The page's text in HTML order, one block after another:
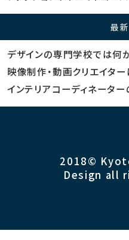
最
デザインの専門学校では何
映像制作・動画クリエイタ
インテリアコーディネーター
2018©
Design all